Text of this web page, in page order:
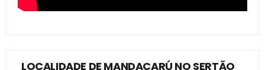
LOCALIDADE DE MANDACARÚ NO SERTÃO